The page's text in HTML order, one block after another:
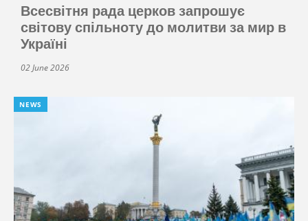
Всесвітня рада церков запрошує
світову спільноту до молитви за мир в
Україні
02 June 2026
NEWS